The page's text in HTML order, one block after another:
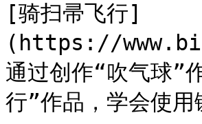
[骑扫帚飞行]
(https://
通过创作“吹气球”
行”作品，学会使